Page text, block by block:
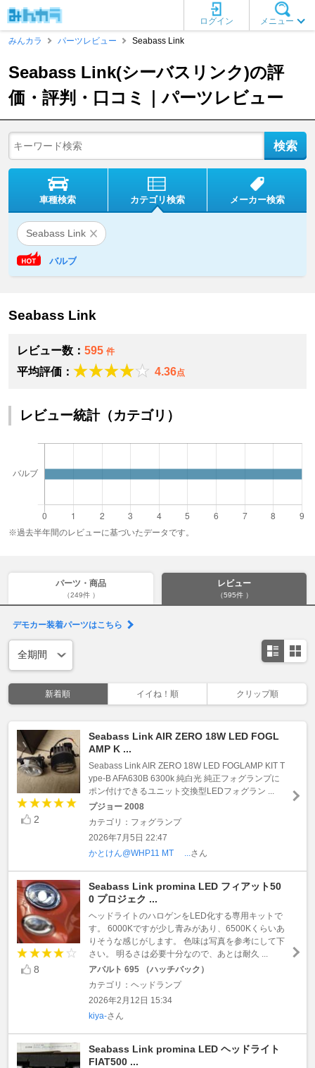
メニュー
ログイン
みんカラ
パーツレビュー Seabass Link
Seabass Link(シーバスリンク)の評
価・評判・口コミ｜パーツレビュー
車種検索 カテゴリ検索 メーカー検索
Seabass Link
バルブ
Seabass Link
レビュー数： 595 件
平均評価： 4.36点
レビュー統計（カテゴリ）
※過去半年間のレビューに基づいたデータです。
パーツ・商品
（249件 ）
レビュー
（595件 ）
デモカー装着パーツはこちら
新着順 イイね！順 クリップ順
2
Seabass Link AIR ZERO 18W LED FOGL
AMP K ...
Seabass Link AIR ZERO 18W LED FOGLAMP KIT T
ype-B AFA630B 6300k 純白光 純正フォグランプに
ポン付けできるユニット交換型LEDフォグラン ...
プジョー 2008
カテゴリ：フォグランプ
2026年7月5日 22:47
かとけん@WHP11 MT ... さん
8
Seabass Link promina LED フィアット50
0 プロジェク ...
ヘッドライトのハロゲンをLED化する専用キットで
す。 6000Kですが少し青みがあり、6500Kくらいあ
りそうな感じがします。 色味は写真を参考にして下
さい。 明るさは必要十分なので、あとは耐久 ...
アバルト 695 （ハッチバック）
カテゴリ：ヘッドランプ
2026年2月12日 15:34
kiya-さん
Seabass Link promina LED ヘッドライト
FIAT500 ...